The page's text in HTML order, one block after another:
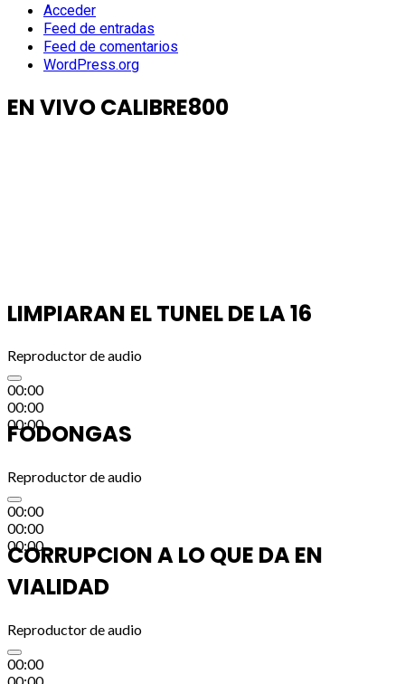
Acceder
Feed de entradas
Feed de comentarios
WordPress.org
EN VIVO CALIBRE800
LIMPIARAN EL TUNEL DE LA 16
Reproductor de audio
00:00
00:00
00:00
FODONGAS
Reproductor de audio
00:00
00:00
00:00
CORRUPCION A LO QUE DA EN
VIALIDAD
Reproductor de audio
00:00